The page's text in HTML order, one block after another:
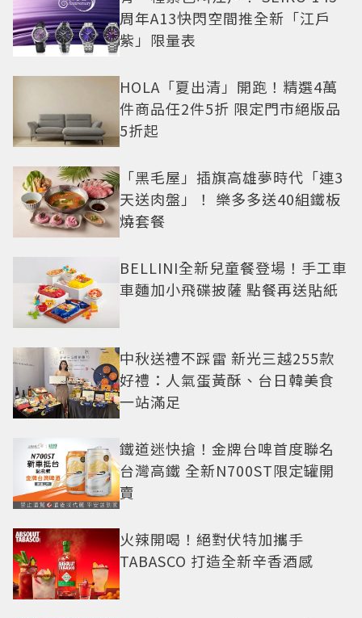
周年A13快閃空間推全新「江戶
紫」限量表
HOLA「夏出清」開跑！精選4萬
件商品任2件5折 限定門市絕版品
5折起
「黑毛屋」插旗高雄夢時代「連3
天送肉盤」！ 樂多多送40組鐵板
燒套餐
BELLINI全新兒童餐登場！手工車
車麵加小飛碟披薩 點餐再送貼紙
中秋送禮不踩雷 新光三越255款
好禮：人氣蛋黃酥、台日韓美食
一站滿足
鐵道迷快搶！金牌台啤首度聯名
台灣高鐵 全新N700ST限定罐開
賣
火辣開喝！絕對伏特加攜手
TABASCO 打造全新辛香酒感